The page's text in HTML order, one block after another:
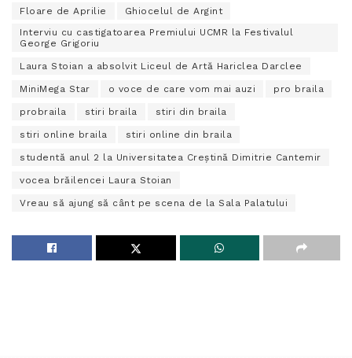
Floare de Aprilie
Ghiocelul de Argint
Interviu cu castigatoarea Premiului UCMR la Festivalul
George Grigoriu
Laura Stoian a absolvit Liceul de Artă Hariclea Darclee
MiniMega Star o voce de care vom mai auzi pro braila
probraila stiri braila stiri din braila
stiri online braila stiri online din braila
studentă anul 2 la Universitatea Creștină Dimitrie Cantemir
vocea brăilencei Laura Stoian
Vreau să ajung să cânt pe scena de la Sala Palatului